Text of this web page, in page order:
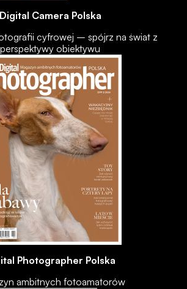
Digital Camera Polska
cyfrowej – spójrz na świat z
perspektywy obiektywu
Photographer Polska
ambitnych fotoamatorów